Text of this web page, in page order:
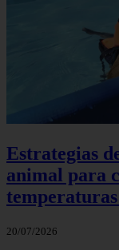
Estrategias
animal para
20/07/2026